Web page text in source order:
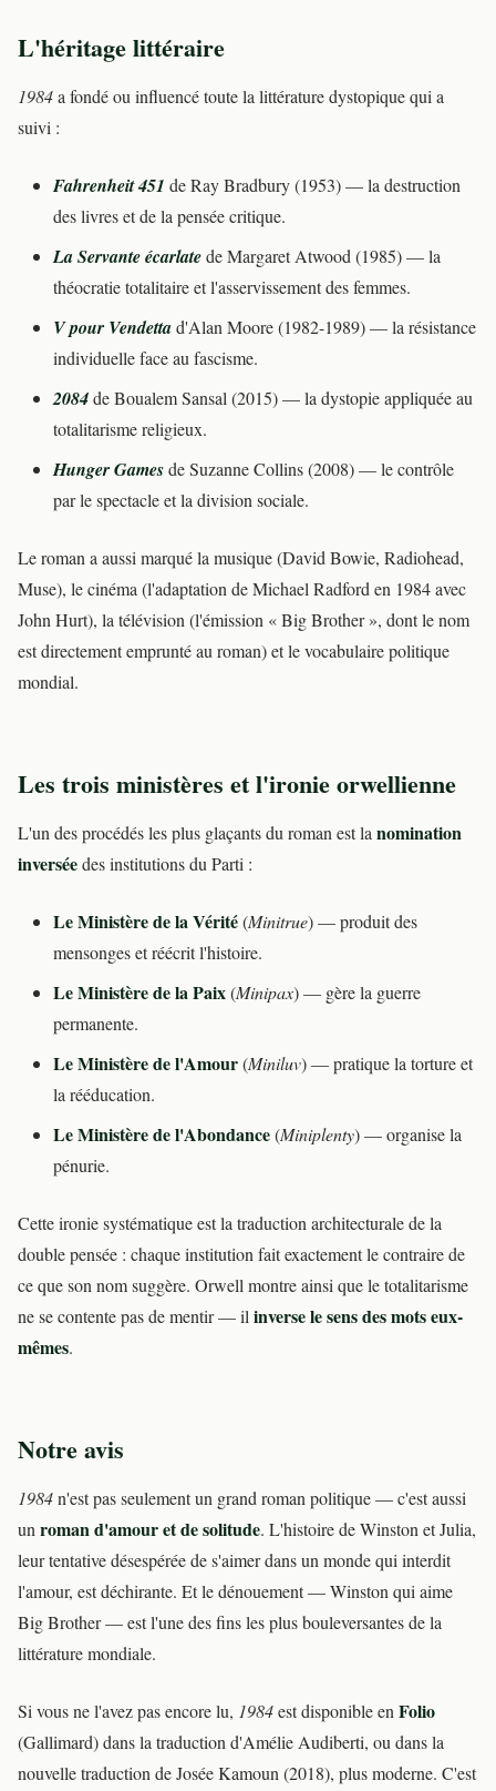
L'héritage littéraire
1984a fondé ou influencé toute la littérature dystopique qui a
suivi :
Fahrenheit 451 de Ray Bradbury (1953) — la destruction
des livres et de la pensée critique.
La Servante écarlatede Margaret Atwood (1985) — la
théocratie totalitaire et l'asservissement des femmes.
V pour Vendettad'Alan Moore (1982-1989) — la résistance
individuelle face au fascisme.
2084de Boualem Sansal (2015) — la dystopie appliquée au
totalitarisme religieux.
Hunger Gamesde Suzanne Collins (2008) — le contrôle
par le spectacle et la division sociale.
Le roman a aussi marqué la musique (David Bowie, Radiohead,
Muse), le cinéma (l'adaptation de Michael Radford en 1984 avec
John Hurt), la télévision (l'émission « Big Brother », dont le nom
est directement emprunté au roman) et le vocabulaire politique
mondial.
Les trois ministères et l'ironie orwellienne
L'un des procédés les plus glaçants du roman est lanomination
inverséedes institutions du Parti :
Le Ministère de la Vérité(Minitrue) — produit des
mensonges et réécrit l'histoire.
Le Ministère de la Paix(Minipax) — gère la guerre
permanente.
Le Ministère de l'Amour(Miniluv) — pratique la torture et
la rééducation.
Le Ministère de l'Abondance(Miniplenty) — organise la
pénurie.
Cette ironie systématique est la traduction architecturale de la
double pensée : chaque institution fait exactement le contraire de
ce que son nom suggère. Orwell montre ainsi que le totalitarisme
ne se contente pas de mentir — ilinverse le sens des mots eux-
mêmes.
Notre avis
1984n'est pas seulement un grand roman politique — c'est aussi
unroman d'amour et de solitude. L'histoire de Winston et Julia,
leur tentative désespérée de s'aimer dans un monde qui interdit
l'amour, est déchirante. Et le dénouement — Winston qui aime
Big Brother — est l'une des fins les plus bouleversantes de la
littérature mondiale.
Si vous ne l'avez pas encore lu, 1984est disponible enFolio
(Gallimard) dans la traduction d'Amélie Audiberti, ou dans la
nouvelle traduction de Josée Kamoun (2018), plus moderne. C'est